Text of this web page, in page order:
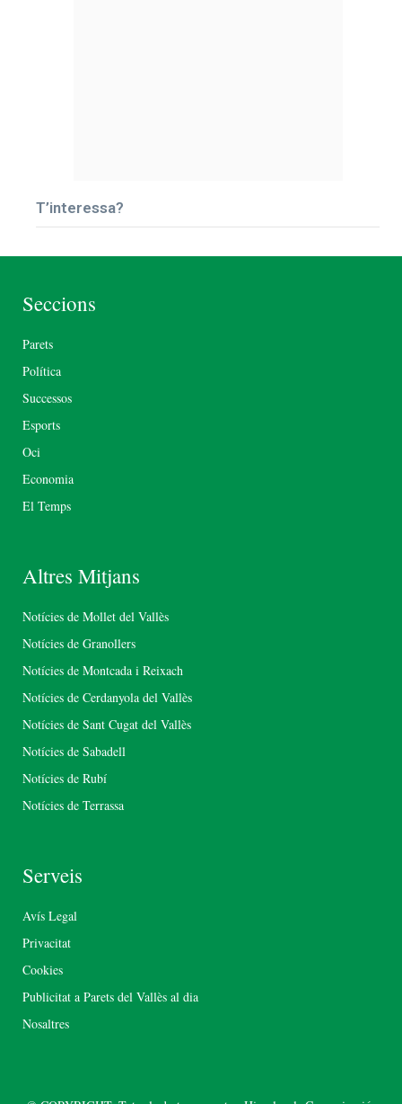
T’interessa?
Seccions
Parets
Política
Successos
Esports
Oci
Economia
El Temps
Altres Mitjans
Notícies de Mollet del Vallès
Notícies de Granollers
Notícies de Montcada i Reixach
Notícies de Cerdanyola del Vallès
Notícies de Sant Cugat del Vallès
Notícies de Sabadell
Notícies de Rubí
Notícies de Terrassa
Serveis
Avís Legal
Privacitat
Cookies
Publicitat a Parets del Vallès al dia
Nosaltres